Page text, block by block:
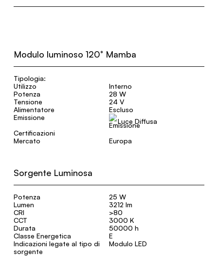
Modulo luminoso 120° Mamba
Tipologia:
Utilizzo
Interno
Potenza
28 W
Tensione
24 V
Alimentatore
Escluso
Emissione
Luce Diffusa
Certificazioni
Mercato
Europa
Sorgente Luminosa
Potenza
25 W
Lumen
3212 lm
CRI
>80
CCT
3000 K
Durata
50000 h
Classe Energetica
E
Indicazioni legate al tipo di
sorgente
Modulo LED